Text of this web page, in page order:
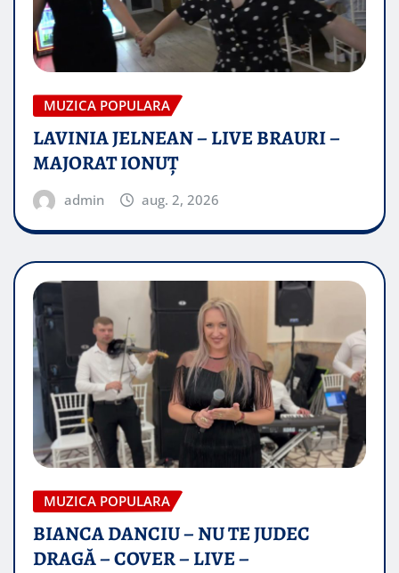
MUZICA POPULARA
LAVINIA JELNEAN – LIVE BRAURI –
MAJORAT IONUŢ
admin aug. 2, 2026
MUZICA POPULARA
BIANCA DANCIU – NU TE JUDEC
DRAGĂ – COVER – LIVE –